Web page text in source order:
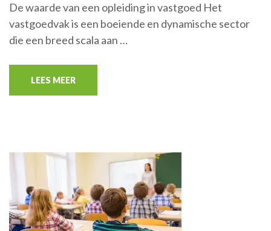
De waarde van een opleiding in vastgoed Het
vastgoedvak is een boeiende en dynamische sector
die een breed scala aan …
LEES MEER